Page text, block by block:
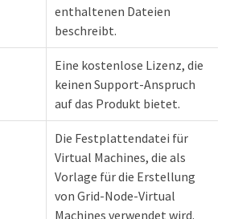
enthaltenen Dateien
beschreibt.
Eine kostenlose Lizenz, die
keinen Support-Anspruch
auf das Produkt bietet.
Die Festplattendatei für
Virtual Machines, die als
Vorlage für die Erstellung
von Grid-Node-Virtual
Machines verwendet wird.